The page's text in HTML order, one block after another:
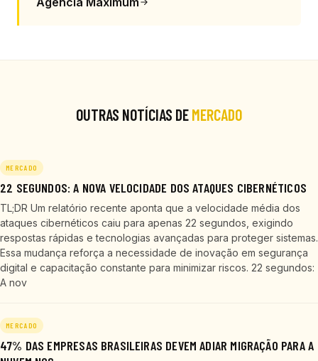
OUTRAS NOTÍCIAS DEMERCADO
MERCADO
22 SEGUNDOS: A NOVA VELOCIDADE DOS ATAQUES CIBERNÉTICOS
TL;DR Um relatório recente aponta que a velocidade média dos
ataques cibernéticos caiu para apenas 22 segundos, exigindo
respostas rápidas e tecnologias avançadas para proteger sistemas.
Essa mudança reforça a necessidade de inovação em segurança
digital e capacitação constante para minimizar riscos. 22 segundos:
A nov
MERCADO
47% DAS EMPRESAS BRASILEIRAS DEVEM ADIAR MIGRAÇÃO PARA A